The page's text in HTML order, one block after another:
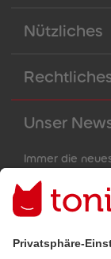
Nützliches
Unser
Immer die
E-Mail-Addresse
Mit dem